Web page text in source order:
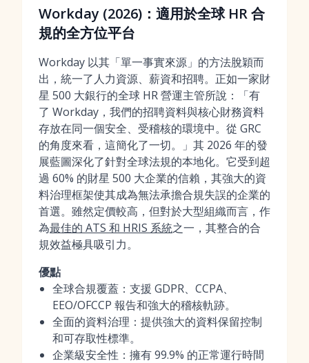
Workday (2026)：適用於全球 HR 合
規的全方位平台
Workday 以其「單一事實來源」的方法脫穎而
出，統一了人力資源、薪資和招聘。正如一家財
星 500 大銀行的全球 HR 營運主管所說：「有
了 Workday，我們的招聘資料與核心財務資料
存放在同一個安全、受稽核的環境中。從 GRC
的角度來看，這簡化了一切。」其 2026 年的發
展藍圖深化了針對全球法規的本地化。它受到超
過 60% 的財星 500 大企業的信賴，其強大的資
料治理框架使其成為無法承擔合規失誤的企業的
首選。雖然定價較高，但對於大型組織而言，作
為最佳的 ATS 和 HRIS 系統之一，其整合的合
規效益極具吸引力。
優點
全球合規覆蓋：支援 GDPR、CCPA、
EEO/OFCCP 報告和強大的稽核軌跡。
全面的資料治理：提供強大的資料保留控制
和可存取性標準。
企業級安全性：擁有 99.9% 的正常運行時間